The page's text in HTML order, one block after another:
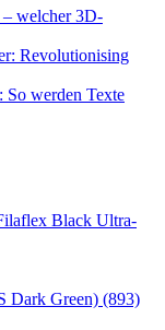
welcher 3D-
Revolutionising
werden Texte
Black Ultra-
Dark Green) (893)